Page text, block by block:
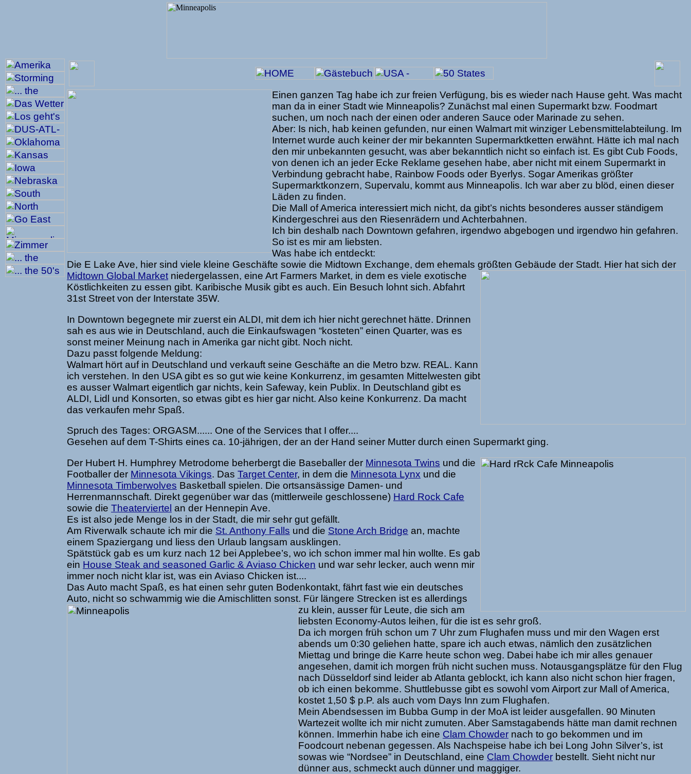
Einen ganzen Tag habe ich zur freien Verfügung, bis es wieder nach Hause geht. Was macht
man da in einer Stadt wie Minneapolis? Zunächst mal einen Supermarkt bzw. Foodmart
suchen, um noch nach der einen oder anderen Sauce oder Marinade zu sehen.
Aber: Is nich, hab keinen gefunden, nur einen Walmart mit winziger Lebensmittelabteilung. Im
Internet wurde auch keiner der mir bekannten Supermarktketten erwähnt. Hätte ich mal nach
den mir unbekannten gesucht, was aber bekanntlich nicht so einfach ist. Es gibt Cub Foods,
von denen ich an jeder Ecke Reklame gesehen habe, aber nicht mit einem Supermarkt in
Verbindung gebracht habe, Rainbow Foods oder Byerlys. Sogar Amerikas größter
Supermarktkonzern, Supervalu, kommt aus Minneapolis. Ich war aber zu blöd, einen dieser
Läden zu finden.
Die Mall of America interessiert mich nicht, da gibt’s nichts besonderes ausser ständigem
Kindergeschrei aus den Riesenrädern und Achterbahnen.
Ich bin deshalb nach Downtown gefahren, irgendwo abgebogen und irgendwo hin gefahren.
So ist es mir am liebsten.
Was habe ich entdeckt:
Die E Lake Ave, hier sind viele kleine Geschäfte sowie die Midtown Exchange, dem ehemals größten Gebäude der Stadt. Hier hat sich der
Midtown Global Market niedergelassen, eine Art Farmers Market, in dem es viele exotische
Köstlichkeiten zu essen gibt. Karibische Musik gibt es auch. Ein Besuch lohnt sich. Abfahrt
31st Street von der Interstate 35W.
In Downtown begegnete mir zuerst ein ALDI, mit dem ich hier nicht gerechnet hätte. Drinnen
sah es aus wie in Deutschland, auch die Einkaufswagen “kosteten” einen Quarter, was es
sonst meiner Meinung nach in Amerika gar nicht gibt. Noch nicht.
Dazu passt folgende Meldung:
Walmart hört auf in Deutschland und verkauft seine Geschäfte an die Metro bzw. REAL. Kann
ich verstehen. In den USA gibt es so gut wie keine Konkurrenz, im gesamten Mittelwesten gibt
es ausser Walmart eigentlich gar nichts, kein Safeway, kein Publix. In Deutschland gibt es
ALDI, Lidl und Konsorten, so etwas gibt es hier gar nicht. Also keine Konkurrenz. Da macht
das verkaufen mehr Spaß.
Spruch des Tages: ORGASM...... One of the Services that I offer....
Gesehen auf dem T-Shirts eines ca. 10-jährigen, der an der Hand seiner Mutter durch einen Supermarkt ging.
Der Hubert H. Humphrey Metrodome beherbergt die Baseballer der Minnesota Twins und die
Footballer der Minnesota Vikings. Das Target Center, in dem die Minnesota Lynx und die
Minnesota Timberwolves Basketball spielen. Die ortsansässige Damen- und
Herrenmannschaft. Direkt gegenüber war das (mittlerweile geschlossene) Hard Rock Cafe
sowie die Theaterviertel an der Hennepin Ave.
Es ist also jede Menge los in der Stadt, die mir sehr gut gefällt.
Am Riverwalk schaute ich mir die St. Anthony Falls und die Stone Arch Bridge an, machte
einem Spaziergang und liess den Urlaub langsam ausklingen.
Spätstück gab es um kurz nach 12 bei Applebee’s, wo ich schon immer mal hin wollte. Es gab
ein House Steak and seasoned Garlic & Aviaso Chicken und war sehr lecker, auch wenn mir
immer noch nicht klar ist, was ein Aviaso Chicken ist....
Das Auto macht Spaß, es hat einen sehr guten Bodenkontakt, fährt fast wie ein deutsches
Auto, nicht so schwammig wie die Amischlitten sonst. Für längere Strecken ist es allerdings
zu klein, ausser für Leute, die sich am
liebsten Economy-Autos leihen, für die ist es sehr groß.
Da ich morgen früh schon um 7 Uhr zum Flughafen muss und mir den Wagen erst
abends um 0:30 geliehen hatte, spare ich auch etwas, nämlich den zusätzlichen
Miettag und bringe die Karre heute schon weg. Dabei habe ich mir alles genauer
angesehen, damit ich morgen früh nicht suchen muss. Notausgangsplätze für den Flug
nach Düsseldorf sind leider ab Atlanta geblockt, ich kann also nicht schon hier fragen,
ob ich einen bekomme. Shuttlebusse gibt es sowohl vom Airport zur Mall of America,
kostet 1,50 $ p.P. als auch vom Days Inn zum Flughafen.
Mein Abendsessen im Bubba Gump in der MoA ist leider ausgefallen. 90 Minuten
Wartezeit wollte ich mir nicht zumuten. Aber Samstagabends hätte man damit rechnen
können. Immerhin habe ich eine Clam Chowder nach to go bekommen und im
Foodcourt nebenan gegessen. Als Nachspeise habe ich bei Long John Silver’s, ist
sowas wie “Nordsee” in Deutschland, eine Clam Chowder bestellt. Sieht nicht nur
dünner aus, schmeckt auch dünner und maggiger.